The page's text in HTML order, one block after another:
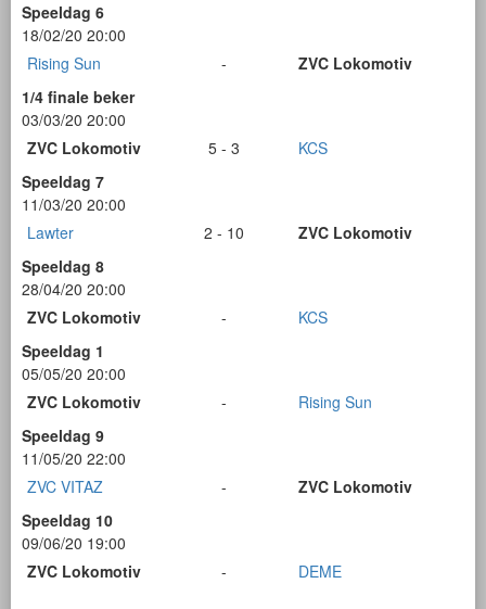
Speeldag 6
18/02/20 20:00
Rising Sun
-
ZVC Lokomotiv
1/4 finale beker
03/03/20 20:00
ZVC Lokomotiv
5 - 3
KCS
Speeldag 7
11/03/20 20:00
Lawter
2 - 10
ZVC Lokomotiv
Speeldag 8
28/04/20 20:00
ZVC Lokomotiv
-
KCS
Speeldag 1
05/05/20 20:00
ZVC Lokomotiv
-
Rising Sun
Speeldag 9
11/05/20 22:00
ZVC VITAZ
-
ZVC Lokomotiv
Speeldag 10
09/06/20 19:00
ZVC Lokomotiv
- DEME